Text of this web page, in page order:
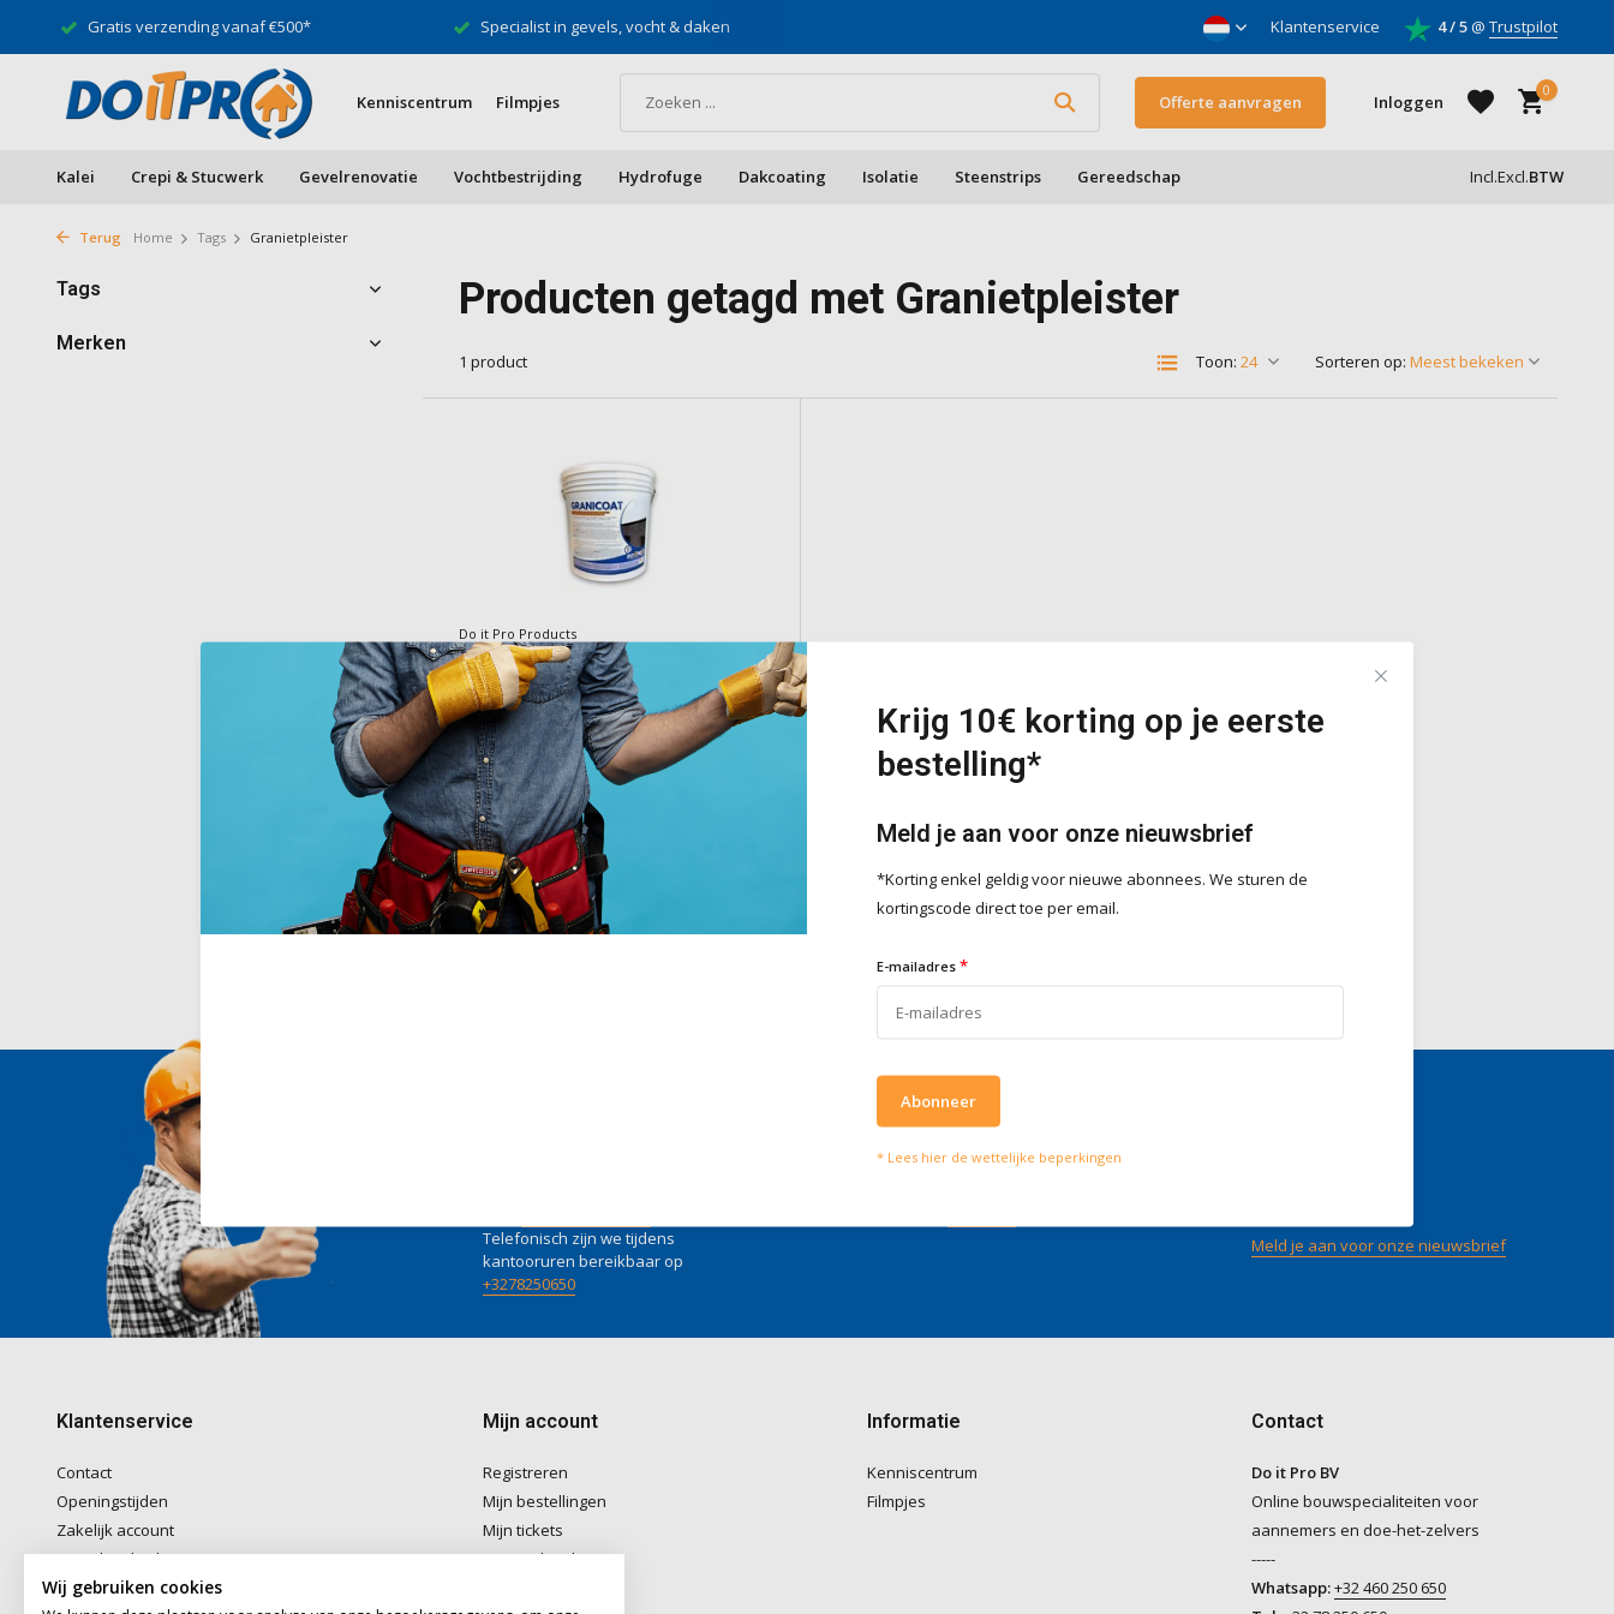
Gratis verzending vanaf €500* Specialist in gevels, vocht & daken Klantenservice 4 / 5@ Trustpilot
Kenniscentrum Filmpjes Offerte aanvragen Inloggen
0
Kalei Crepi & Stucwerk Gevelrenovatie Vochtbestrijding Hydrofuge Dakcoating Isolatie Steenstrips Gereedschap Incl.Excl.BTW
Terug Home Tags Granietpleister
Tags
Merken
Producten getagd met Granietpleister
1 product Toon: Sorteren op:
Do it Pro Products
GRANICOAT
granietpleister met natuursteenkorrels voor
binnen en buiten. Ideaal voor intensief belaste
zones zoals gevels en plinten.
Deliverytime
€125,00
Incl. BTW
Telefonisch zijn we tijdens
kantooruren bereikbaar op
+3278250650
Meld je aan voor onze nieuwsbrief
Klantenservice
Contact
Openingstijden
Zakelijk account
Betaalmethoden
Verzenden & Afhalen
Mijn account
Registreren
Mijn bestellingen
Mijn tickets
Mijn verlanglijst
Informatie
Kenniscentrum
Filmpjes
Contact
Do it Pro BV
Online bouwspecialiteiten voor
aannemers en doe-het-zelvers
-----
Whatsapp:+32 460 250 650
Krijg 10€ korting op je eerste
bestelling*
Meld je aan voor onze nieuwsbrief
*Korting enkel geldig voor nieuwe abonnees. We sturen de
kortingscode direct toe per email.
E-mailadres *
Abonneer
* Lees hier de wettelijke beperkingen
Wij gebruiken cookies